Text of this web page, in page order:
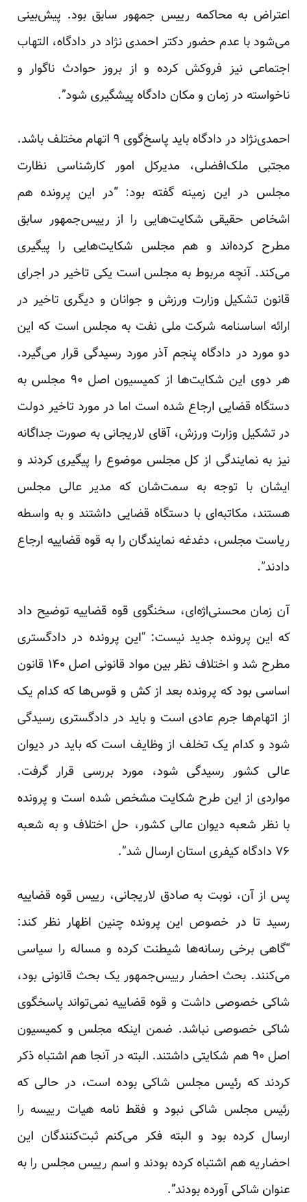
اعتراض به محاکمه رییس جمهور سابق بود. پیش‌بینی
می‌شود با عدم حضور دکتر احمدی نژاد در دادگاه، التهاب
اجتماعی نیز فروکش کرده و از بروز حوادث ناگوار و
ناخواسته در زمان و مکان دادگاه پیشگیری شود”.
احمدی‌نژاد در دادگاه باید پاسخ‌گوی ۹ اتهام مختلف باشد.
مجتبی ملک‌افضلی، مدیرکل امور کارشناسی نظارت
مجلس در این زمینه گفته بود: “در این پرونده هم
اشخاص حقیقی شکایت‌هایی را از رییس‌جمهور سابق
مطرح کرده‌اند و هم مجلس شکایت‌هایی را پیگیری
می‌کند. آنچه مربوط به مجلس است یکی تاخیر در اجرای
قانون تشکیل وزارت ورزش و جوانان و دیگری تاخیر در
ارائه اساسنامه شرکت ملی نفت به مجلس است که این
دو مورد در دادگاه پنجم آذر مورد رسیدگی قرار می‌گیرد.
هر دوی این شکایت‌ها از کمیسیون اصل ۹۰ مجلس به
دستگاه قضایی ارجاع شده است اما در مورد تاخیر دولت
در تشکیل وزارت ورزش، آقای لاریجانی به صورت جداگانه
نیز به نمایندگی از کل مجلس موضوع را پیگیری کردند و
ایشان با توجه به سمت‌شان که مدیر عالی مجلس
هستند، مکاتبه‌ای با دستگاه قضایی داشتند و به واسطه
ریاست مجلس، دغدغه نمایندگان را به قوه قضاییه ارجاع
دادند”.
آن زمان محسنی‌اژه‌ای، سخنگوی قوه قضاییه توضیح داد
که این پرونده جدید نیست: “این پرونده در دادگستری
مطرح شد و اختلاف نظر بین مواد قانونی اصل ۱۴۰ قانون
اساسی بود که پرونده بعد از کش و قوس‌ها که کدام یک
از اتهام‌ها جرم عادی است و باید در دادگستری رسیدگی
شود و کدام یک تخلف از وظایف است که باید در دیوان
عالی کشور رسیدگی شود، مورد بررسی قرار گرفت.
مواردی از این طرح شکایت مشخص شده است و پرونده
با نظر شعبه دیوان عالی کشور، حل اختلاف و به شعبه
۷۶ دادگاه کیفری استان ارسال شد”.
پس از آن، نوبت به صادق لاریجانی، رییس قوه قضاییه
رسید تا در خصوص این پرونده چنین اظهار نظر کند:
“گاهی برخی رسانه‌ها شیطنت کرده و مساله را سیاسی
می‌کنند. بحث احضار رییس‌جمهور یک بحث قانونی بود،
شاکی خصوصی داشت و قوه قضاییه نمی‌تواند پاسخگوی
شاکی خصوصی نباشد. ضمن اینکه مجلس و کمیسیون
اصل ۹۰ هم شکایتی داشتند. البته در آنجا هم اشتباه ذکر
کردند که رئیس مجلس شاکی بوده است، در حالی که
رئیس مجلس شاکی نبود و فقط نامه هیات رییسه را
ارسال کرده بود و البته فکر می‌کنم ثبت‌کنندگان این
احضاریه هم اشتباه کرده بودند و اسم رییس مجلس را به
عنوان شاکی آورده بودند”.